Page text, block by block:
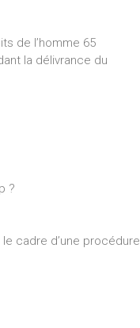
de l’homme 65
la délivrance du
?
cadre d’une procédure